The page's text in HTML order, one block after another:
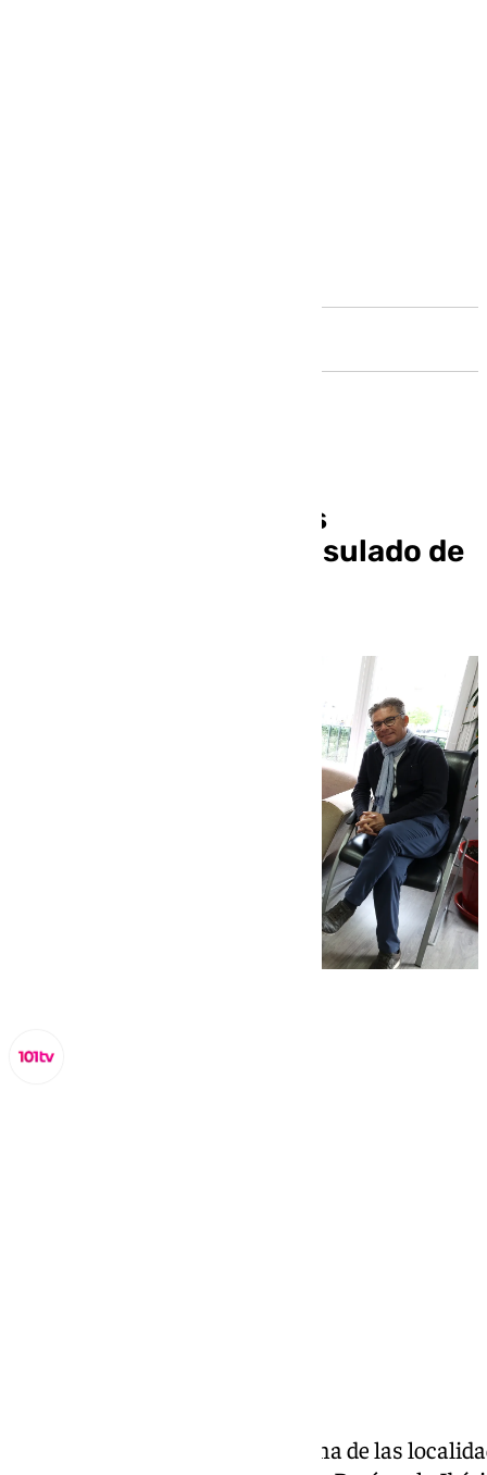
Torrox intensifica sus
relaciones con el Consulado de
es desde hace décadas una de las